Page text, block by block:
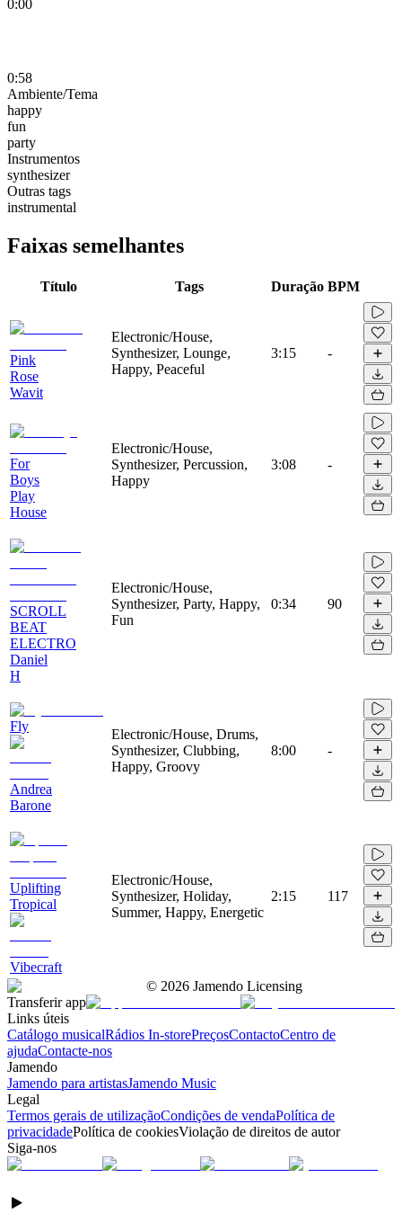
0:00
0:58
Ambiente/Tema
happy
fun
party
Instrumentos
synthesizer
Outras tags
instrumental
Faixas semelhantes
Título Tags Duração BPM
Pink
Rose
Wavit
Electronic/House,
Synthesizer, Lounge,
Happy, Peaceful
3:15 -
For
Boys
Play
House
Electronic/House,
Synthesizer, Percussion,
Happy
3:08 -
SCROLL
BEAT
ELECTRO
Daniel
H
Electronic/House,
Synthesizer, Party, Happy,
Fun
0:34 90
Fly
Andrea
Barone
Electronic/House, Drums,
Synthesizer, Clubbing,
Happy, Groovy
8:00 -
Uplifting
Tropical
Vibecraft
Electronic/House,
Synthesizer, Holiday,
Summer, Happy, Energetic
2:15 117
© 2026 Jamendo Licensing
Transferir app
Links úteis
Catálogo musicalRádios In-storePreçosContactoCentro de
ajudaContacte-nos
Jamendo
Jamendo para artistasJamendo Music
Legal
Termos gerais de utilizaçãoCondições de vendaPolítica de
privacidadePolítica de cookiesViolação de direitos de autor
Siga-nos